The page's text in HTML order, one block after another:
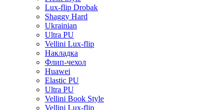
Lux-flip Drobak
Shaggy Hard
Ukrainian
Ultra PU
Vellini Lux-flip
Накладка
Флип-чехол
Huawei
Elastic PU
Ultra PU
Vellini Book Style
Vellini Lux-flip